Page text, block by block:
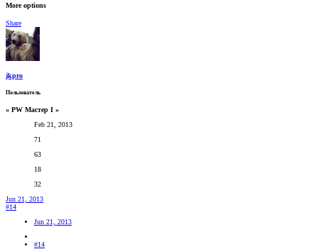
More options
Share
jkpro
Пользователь
« PW Мастер I »
Feb 21, 2013
71
63
18
32
Jun 21, 2013
#14
Jun 21, 2013
#14